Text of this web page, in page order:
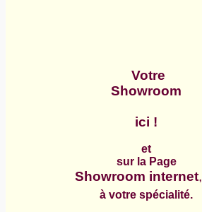
Votre
Showroom
ici !
et
sur la Page
Showroom internet,
à votre spécialité.